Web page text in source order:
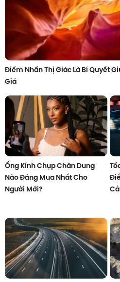
Điểm Nhấn Thị Giác Là Bí Quyết
Giá
Ống Kính Chụp Chân Dung
Nào Đáng Mua Nhất Cho
Người Mới?